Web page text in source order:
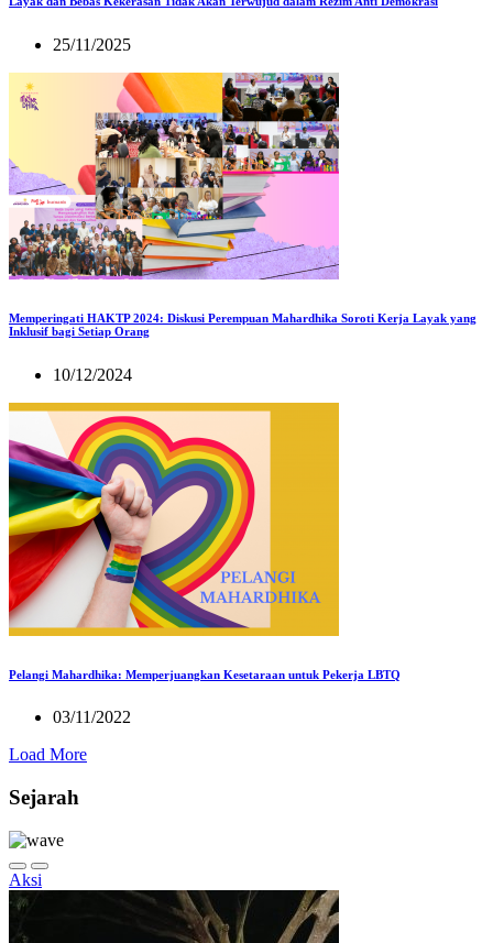
25/11/2025
Memperingati HAKTP 2024: Diskusi Perempuan Mahardhika Soroti Kerja Layak yang
Inklusif bagi Setiap Orang
10/12/2024
Pelangi Mahardhika: Memperjuangkan Kesetaraan untuk Pekerja LBTQ
03/11/2022
Load More
Sejarah
Aksi